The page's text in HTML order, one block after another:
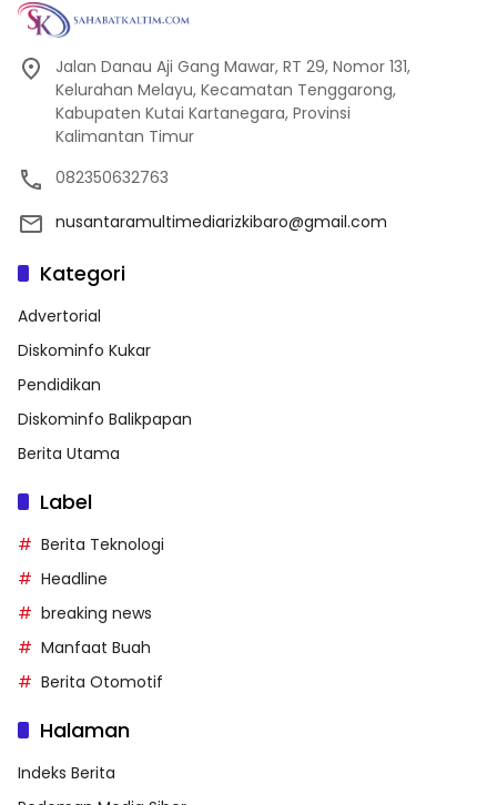
Jalan Danau Aji Gang Mawar, RT 29, Nomor 131,
Kelurahan Melayu, Kecamatan Tenggarong,
Kabupaten Kutai Kartanegara, Provinsi
Kalimantan Timur
082350632763
nusantaramultimediarizkibaro@gmail.com
Kategori
Advertorial
Diskominfo Kukar
Pendidikan
Diskominfo Balikpapan
Berita Utama
Label
Berita Teknologi
Headline
breaking news
Manfaat Buah
Berita Otomotif
Halaman
Indeks Berita